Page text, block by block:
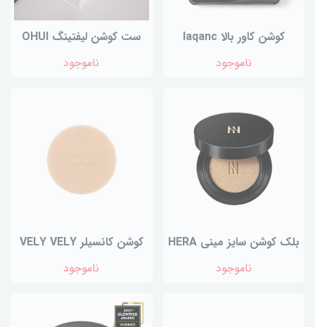
کوشن کاور بالا laqanc
ناموجود
ست کوشن لیفتینگ OHUI
ناموجود
بلک کوشن سایز مینی HERA
ناموجود
کوشن کانسیلر VELY VELY
ناموجود